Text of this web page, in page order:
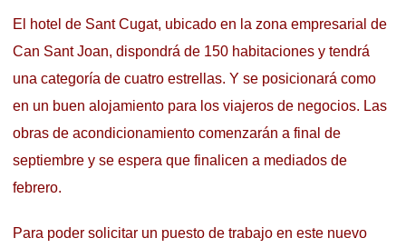
El hotel de Sant Cugat, ubicado en la zona empresarial de
Can Sant Joan, dispondrá de 150 habitaciones y tendrá
una categoría de cuatro estrellas. Y se posicionará como
en un buen alojamiento para los viajeros de negocios. Las
obras de acondicionamiento comenzarán a final de
septiembre y se espera que finalicen a mediados de
febrero.
Para poder solicitar un puesto de trabajo en este nuevo